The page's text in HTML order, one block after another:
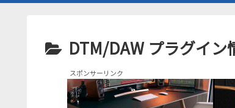
DTM/DAW プラグイン
スポンサーリンク